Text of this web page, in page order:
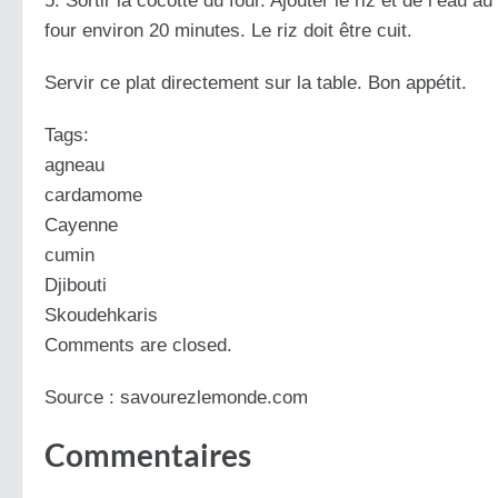
four environ 20 minutes. Le riz doit être cuit.
Servir ce plat directement sur la table. Bon appétit.
Tags:
agneau
cardamome
Cayenne
cumin
Djibouti
Skoudehkaris
Comments are closed.
Source : savourezlemonde.com
Commentaires